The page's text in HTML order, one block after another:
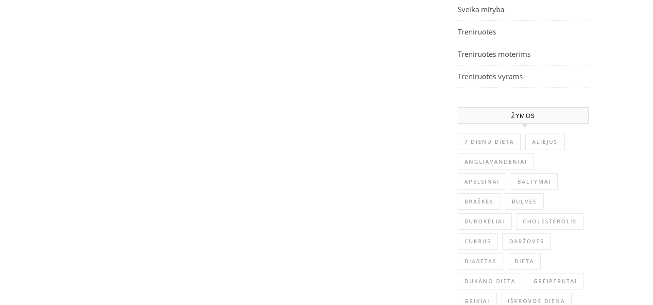
Sveika mityba
Treniruotės
Treniruotės moterims
Treniruotės vyrams
ŽYMOS
7 DIENŲ DIETA ALIEJUS
ANGLIAVANDENIAI
APELSINAI BALTYMAI
BRAŠKĖS BULVĖS
BUROKĖLIAI CHOLESTEROLIS
CUKRUS DARŽOVĖS
DIABETAS DIETA
DUKANO DIETA GREIPFRUTAI
GRIKIAI IŠKROVOS DIENA